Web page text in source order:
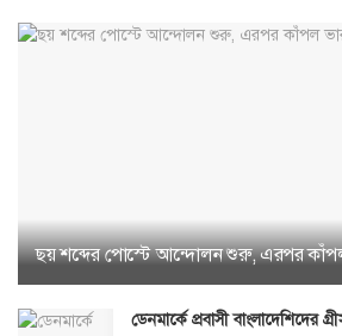
ছয় শব্দের পোস্টে আন্দোলন শুরু, এরপর
ডেনমার্কে প্রবাসী বাংলাদেশিদের